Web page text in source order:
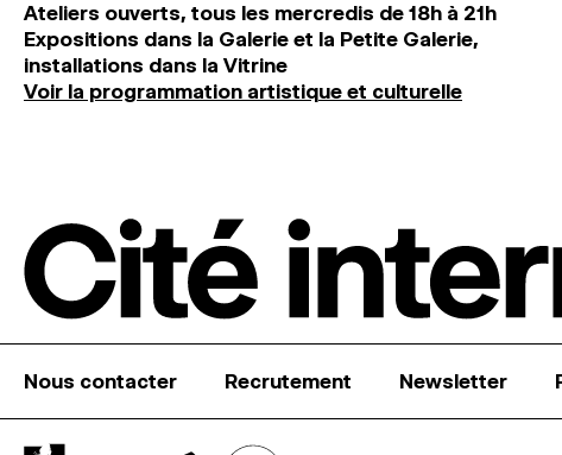
Ateliers ouverts, tous les mercredis de 18h à 21h
Expositions dans la Galerie et la Petite Galerie,
installations dans la Vitrine
Voir la programmation artistique et culturelle
Nous contacter Recrutement Newsletter